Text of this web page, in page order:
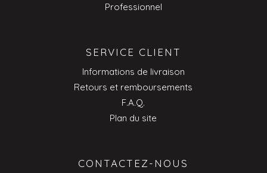
Professionnel
SERVICE CLIENT
Informations de livraison
Retours et remboursements
F.A.Q.
Plan du site
CONTACTEZ-NOUS